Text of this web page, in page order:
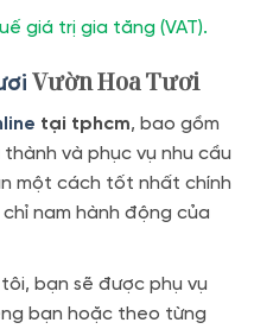
giá trị gia tăng (VAT).
Vườn Hoa Tươi
tại tphcm, bao gồm
và phục vụ nhu cầu
một cách tốt nhất chính
nam hành động của
bạn sẽ được phụ vụ
bạn hoặc theo từng